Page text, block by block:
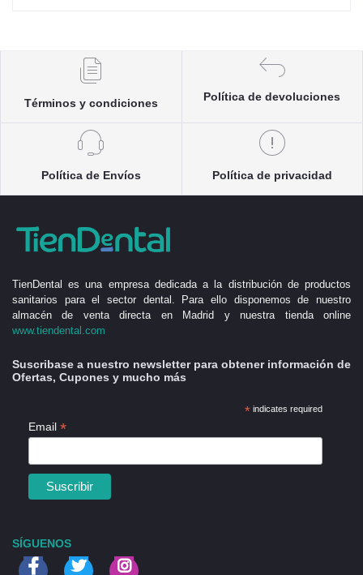
Términos y condiciones
Política de devoluciones
Política de Envíos Política de privacidad
TienDental es una empresa dedicada a la distribución de productos
sanitarios para el sector dental. Para ello disponemos de nuestro
almacén de venta directa en Madrid y nuestra tienda online
www.tiendental.com
Suscribase a nuestro newsletter para obtener información de
Ofertas, Cupones y mucho más
*indicates required
Email *
SÍGUENOS